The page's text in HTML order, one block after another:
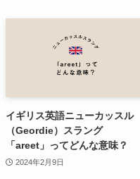
イギリス英語ニューカッスル
（Geordie）スラング
「areet」ってどんな意味？
2024年2月9日